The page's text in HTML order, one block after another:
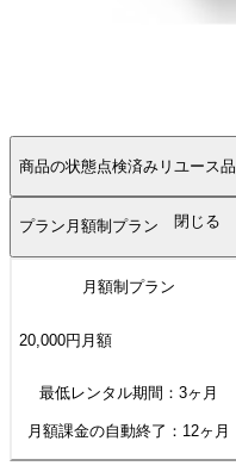
商品の状態点検済みリユース品
プラン 月額制プラン 閉じる
月額制プラン
20,000円 月額
最低レンタル期間：3ヶ月
月額課金の自動終了： 12ヶ月